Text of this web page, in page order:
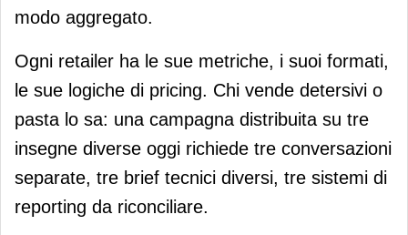
modo aggregato.
Ogni retailer ha le sue metriche, i suoi formati,
le sue logiche di pricing. Chi vende detersivi o
pasta lo sa: una campagna distribuita su tre
insegne diverse oggi richiede tre conversazioni
separate, tre brief tecnici diversi, tre sistemi di
reporting da riconciliare.